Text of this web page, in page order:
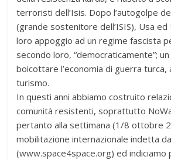
terroristi dell’Isis. Dopo l’autogolpe
(grande sostenitore dell’ISIS), Usa ed
loro appoggio ad un regime fascista
secondo loro, “democraticamente”;
boicottare l’economia di guerra turca,
turismo.
In questi anni abbiamo costruito
comunità resistenti, soprattutto
pertanto alla settimana (1/8 ottobre
mobilitazione internazionale indetta
(www.space4space.org) ed indiciamo